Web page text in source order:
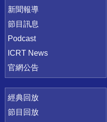
新聞報導
節目訊息
Podcast
ICRT News
官網公告
經典回放
節目回放